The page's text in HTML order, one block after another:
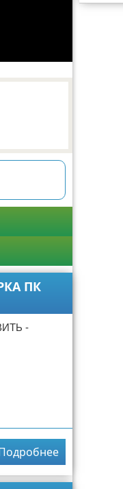
ПК
-